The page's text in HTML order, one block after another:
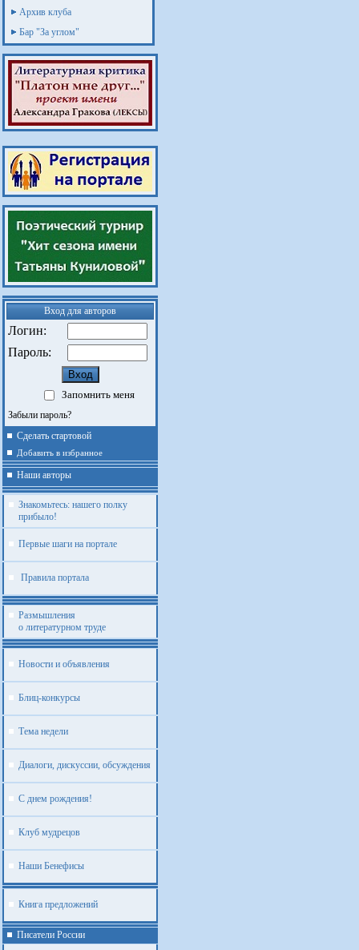
Архив клуба
Бар "За углом"
Вход для авторов
Логин:
Пароль:
Запомнить меня
Забыли пароль?
Сделать стартовой
Добавить в избранное
Наши авторы
Знакомьтесь: нашего полку
прибыло!
Первые шаги на портале
Правила портала
Размышления
о литературном труде
Новости и объявления
Блиц-конкурсы
Тема недели
Диалоги, дискуссии, обсуждения
С днем рождения!
Клуб мудрецов
Наши Бенефисы
Книга предложений
Писатели России